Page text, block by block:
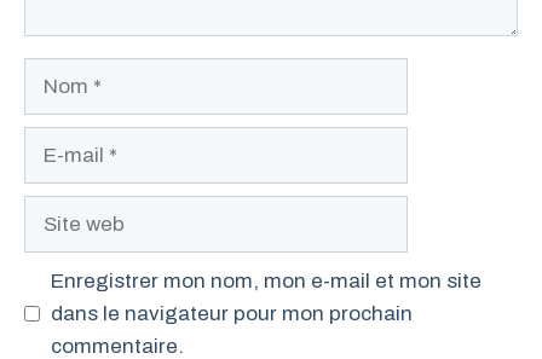
Enregistrer mon nom, mon e-mail et mon site
dans le navigateur pour mon prochain
commentaire.